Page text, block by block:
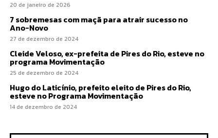
20 de janeiro de 2026
7 sobremesas com maçã para atrair sucesso no
Ano-Novo
27 de dezembro de 2024
Cleide Veloso, ex-prefeita de Pires do Rio, esteve no
programa Movimentação
25 de dezembro de 2024
Hugo do Laticínio, prefeito eleito de Pires do Rio,
esteve no Programa Movimentação
14 de dezembro de 2024